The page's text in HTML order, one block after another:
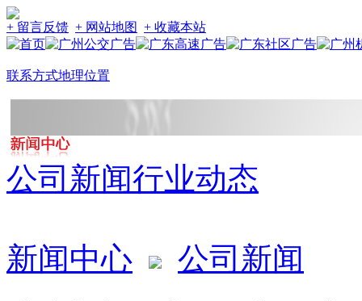
+ 留言反馈 + 网站地图 + 收藏本站
联系方式地理位置
公司新闻行业动态
新闻中心 公司新闻